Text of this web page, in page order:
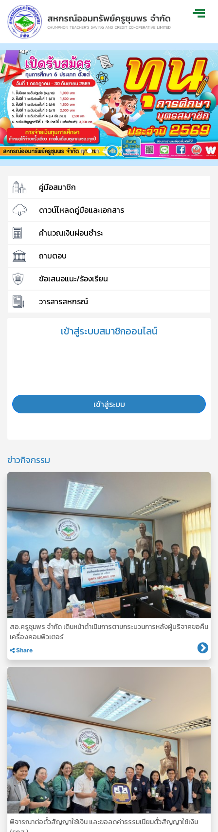
คู่มือสมาชิก
ดาวน์โหลดคู่มือและเอกสาร
คำนวณเงินผ่อนชำระ
ถามตอบ
ข้อเสนอแนะ/ร้องเรียน
วารสารสหกรณ์
เข้าสู่ระบบสมาชิกออนไลน์
เข้าสู่ระบบ
ข่าวกิจกรรม
สอ.ครูชุมพร จำกัด เดินหน้าดำเนินการตามกระบวนการหลังผู้บริจาคขอคืน
เครื่องคอมพิวเตอร์
Share
พิจารณาต่อตั๋วสัญญาใช้เงิน และขอลดค่าธรรมเนียมตั๋วสัญญาใช้เงิน